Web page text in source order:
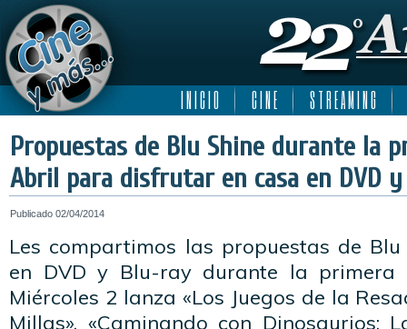
I N I C I O C I N E S T R E A M I N G
Propuestas de Blu Shine durante la
Abril para disfrutar en casa en DVD
Publicado 02/04/2014
Les compartimos las propuestas de
en DVD y Blu-ray durante la primera
Miércoles 2 lanza «Los Juegos de la
Millas», «Caminando con Dinosaurios: